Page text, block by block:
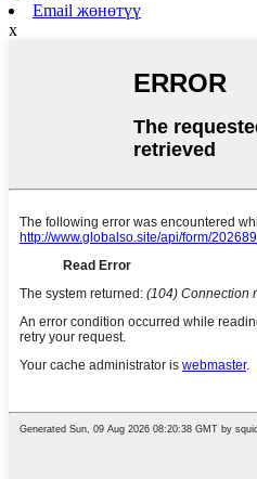
Email жөнөтүү
x